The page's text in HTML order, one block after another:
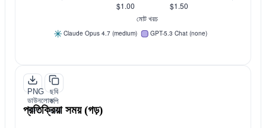
PNG
ডাউনলোড
করুন
ছবি
কপি
করুন
প্রতিক্রিয়া সময় (গড়)